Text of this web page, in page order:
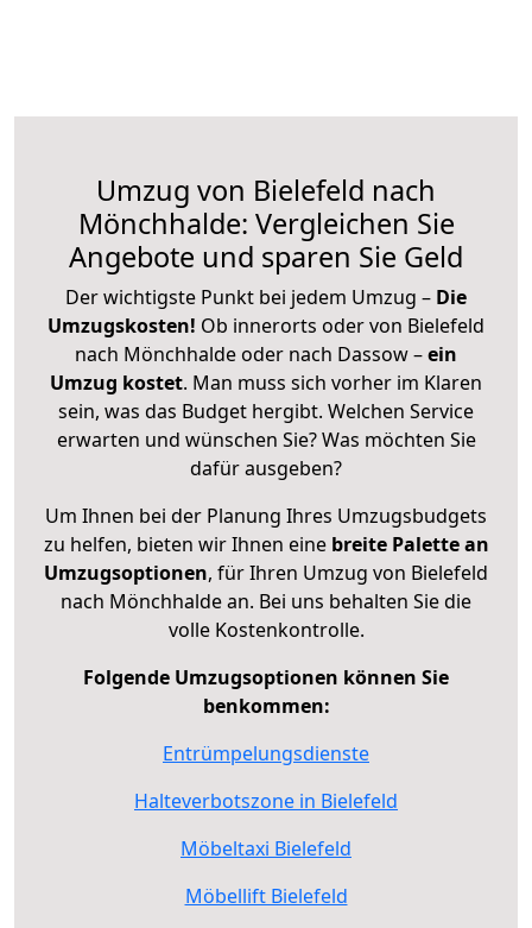
Umzug von Bielefeld nach
Mönchhalde: Vergleichen Sie
Angebote und sparen Sie Geld
Der wichtigste Punkt bei jedem Umzug – Die
Umzugskosten! Ob innerorts oder von Bielefeld
nach Mönchhalde oder nach Dassow –ein
Umzug kostet. Man muss sich vorher im Klaren
sein, was das Budget hergibt. Welchen Service
erwarten und wünschen Sie? Was möchten Sie
dafür ausgeben?
Um Ihnen bei der Planung Ihres Umzugsbudgets
zu helfen, bieten wir Ihnen eine breite Palette an
Umzugsoptionen, für Ihren Umzug von Bielefeld
nach Mönchhalde an. Bei uns behalten Sie die
volle Kostenkontrolle.
Folgende Umzugsoptionen können Sie
benkommen:
Entrümpelungsdienste
Halteverbotszone in Bielefeld
Möbeltaxi Bielefeld
Möbellift Bielefeld